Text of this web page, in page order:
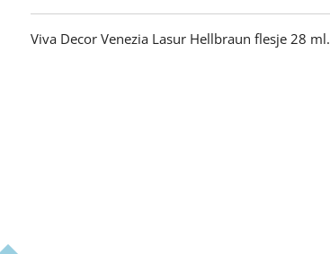
Viva Decor Venezia Lasur Hellbraun flesje 28 ml.